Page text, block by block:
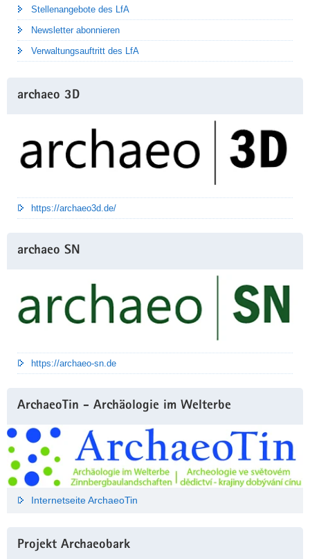
Stellenangebote des LfA
Newsletter abonnieren
Verwaltungsauftritt des LfA
archaeo 3D
https://archaeo3d.de/
archaeo SN
https://archaeo-sn.de
ArchaeoTin - Archäologie im Welterbe
Internetseite ArchaeoTin
Projekt Archaeobark